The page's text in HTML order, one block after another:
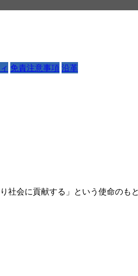
免責注意事項沿革
社会に貢献する」という使命の